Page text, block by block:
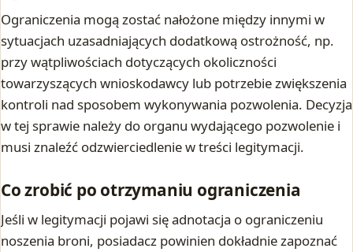
Ograniczenia mogą zostać nałożone między innymi w
sytuacjach uzasadniających dodatkową ostrożność, np.
przy wątpliwościach dotyczących okoliczności
towarzyszących wnioskodawcy lub potrzebie zwiększenia
kontroli nad sposobem wykonywania pozwolenia. Decyzja
w tej sprawie należy do organu wydającego pozwolenie i
musi znaleźć odzwierciedlenie w treści legitymacji.
Co zrobić po otrzymaniu ograniczenia
Jeśli w legitymacji pojawi się adnotacja o ograniczeniu
noszenia broni, posiadacz powinien dokładnie zapoznać